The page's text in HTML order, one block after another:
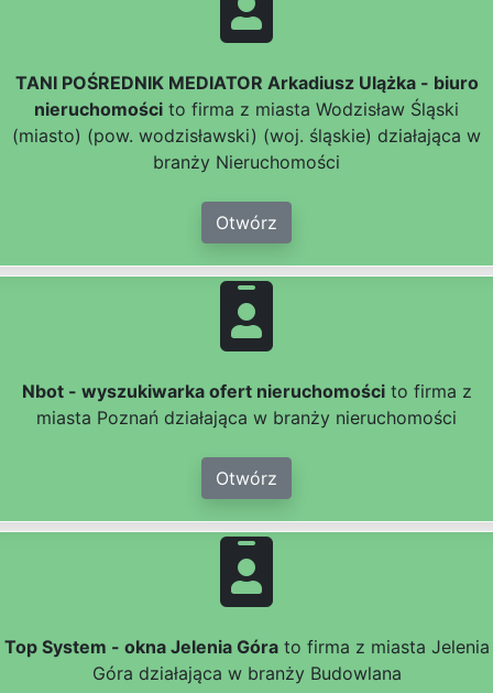
TANI POŚREDNIK MEDIATOR Arkadiusz Ulążka - biuro
nieruchomości to firma z miasta Wodzisław Śląski
(miasto) (pow. wodzisławski) (woj. śląskie) działająca w
branży Nieruchomości
Otwórz
Nbot - wyszukiwarka ofert nieruchomościto firma z
miasta Poznań działająca w branży nieruchomości
Otwórz
Top System - okna Jelenia Górato firma z miasta Jelenia
Góra działająca w branży Budowlana